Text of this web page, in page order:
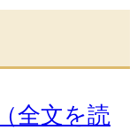
（全文を読